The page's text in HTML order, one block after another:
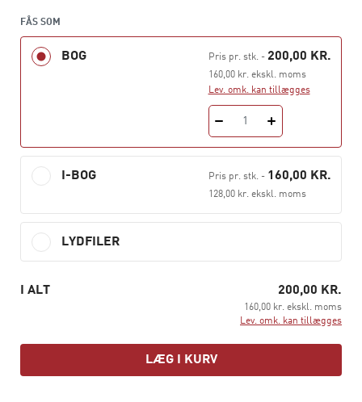
mentalisering
tilknytningsmønster, som er grundlagt gennem makro-
og mikroreguleringsprocesserne. Barnet konstruerer
indre billeder af sig selv gennem hverdagens
interaktioner. Disse indre billeder eller
repræsentationer har stor betydning for, hvordan det
indgår i sociale relationer senere i livet og skaber
fundamentet for senere at kunne udvikle
mentaliseringsevne.
FÅS SOM
BOG Pris pr. stk.- 200,00 KR.
160,00 kr. ekskl. moms
Lev. omk. kan tillægges
1
I-BOG Pris pr. stk.- 160,00 KR.
128,00 kr. ekskl. moms
LYDFILER
I ALT 200,00 KR.
160,00 kr. ekskl. moms
Lev. omk. kan tillægges
LÆG I KURV